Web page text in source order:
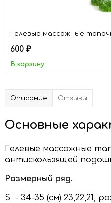
Гелевые массажные
600 ₽
В корзину
Описание Отзывы
Основные
Гелевые массажные
антискользящей
Размерный ряд.
S - 34-35 (см) 23,22,21,